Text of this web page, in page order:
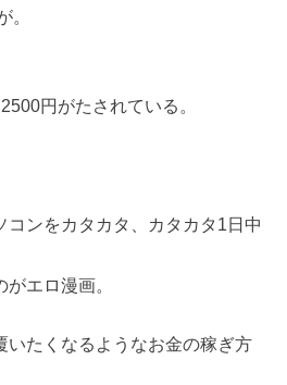
。
円がたされている。
コンをカタカタ、カタカタ1日中
エロ漫画。
いたくなるようなお金の稼ぎ方